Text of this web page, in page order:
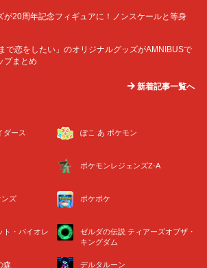
が20周年記念フィギュアに！ノンスケールと等身
で恋をしたい」のオリジナルグッズがAMNIBUSで
プまとめ
新着記事一覧へ
ダース ぽこ あ ポケモン
ポケモンレジェンズZ-A
ンズ ポケポケ
ト・バイオレ
ゼルダの伝説 ティアーズオブザ・
キングダム
森 デルタルーン